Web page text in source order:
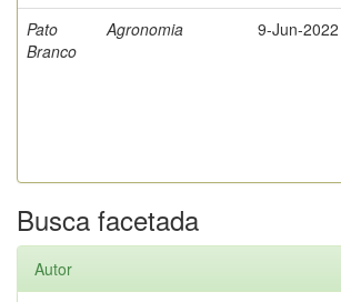
Pato
Branco
Agronomia 9-Jun-2022
Busca facetada
Autor